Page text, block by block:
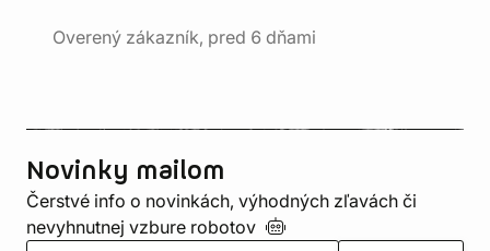
Overený zákazník, pred 6 dňami
Novinky mailom
Čerstvé info o novinkách, výhodných zľavách či
nevyhnutnej vzbure robotov